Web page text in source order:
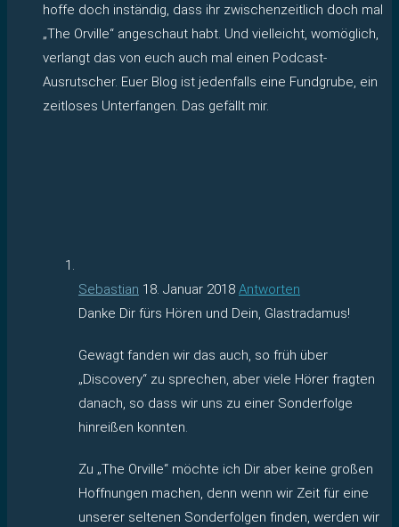
hoffe doch inständig, dass ihr zwischenzeitlich doch mal
„The Orville“ angeschaut habt. Und vielleicht, womöglich,
verlangt das von euch auch mal einen Podcast-
Ausrutscher. Euer Blog ist jedenfalls eine Fundgrube, ein
zeitloses Unterfangen. Das gefällt mir.
Sebastian 18. Januar 2018 Antworten
Danke Dir fürs Hören und Dein, Glastradamus!
Gewagt fanden wir das auch, so früh über
„Discovery“ zu sprechen, aber viele Hörer fragten
danach, so dass wir uns zu einer Sonderfolge
hinreißen konnten.
Zu „The Orville“ möchte ich Dir aber keine großen
Hoffnungen machen, denn wenn wir Zeit für eine
unserer seltenen Sonderfolgen finden, werden wir